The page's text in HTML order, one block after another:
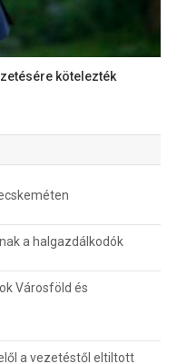
kötelezték
a halgazdálkodók
Városföld és
a vezetéstől eltiltott